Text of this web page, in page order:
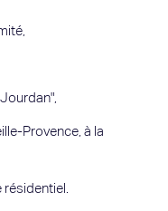
Provence, à la
résidentiel.